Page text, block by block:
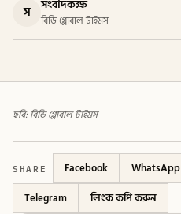
স সংবাদকক্ষ
বিডি গ্লোবাল টাইমস
ছবি: বিডি গ্লোবাল টাইমস
SHARE Facebook WhatsApp
Telegram
লিংক কপি করুন